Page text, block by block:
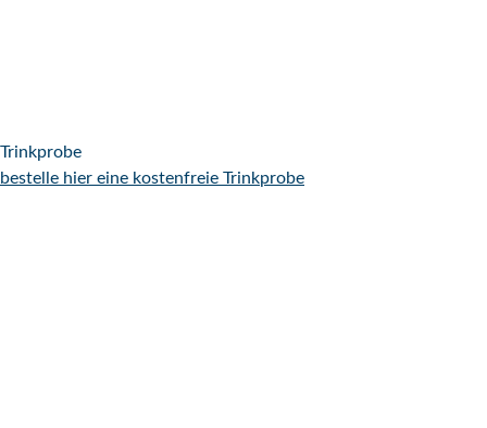
Trinkprobe
bestelle hier eine kostenfreie Trinkprobe